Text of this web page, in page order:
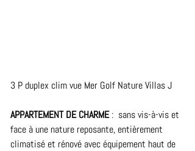
3 P duplex clim vue Mer Golf Nature Villas J
APPARTEMENT DE CHARME :  sans vis-à-vis et
face à une nature reposante, entièrement
climatisé et rénové avec équipement haut de